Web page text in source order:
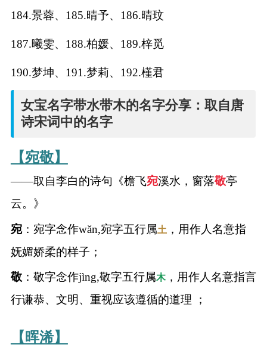
184.景蓉、185.晴予、186.晴玟
187.曦雯、188.柏媛、189.梓觅
190.梦坤、191.梦莉、192.槿君
女宝名字带水带木的名字分享：取自唐
诗宋词中的名字
【宛敬】
——取自李白的诗句《檐飞宛溪水，窗落敬亭
云。》
宛：宛字念作wǎn,宛字五行属土 ，用作人名意指
妩媚娇柔的样子；
敬：敬字念作jìng,敬字五行属木，用作人名意指言
行谦恭、文明、重视应该遵循的道理 ；
【晖浠】